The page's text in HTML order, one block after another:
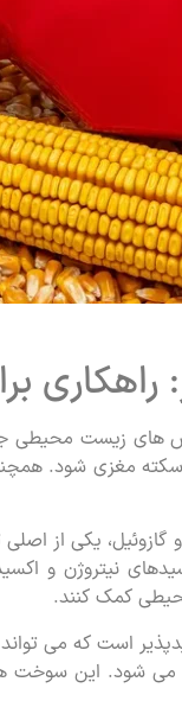
های زیست محیطی
سکته مغزی شود.
یکی از
نیتروژن و
کمک کنند.
است که می
می شود. این سوخت